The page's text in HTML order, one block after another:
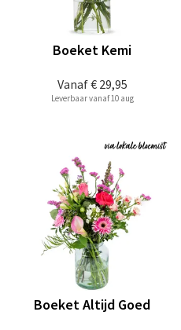
Vanaf€ 29,95
Boeket Kemi
Leverbaar vanaf 10 aug
Boeket Altijd Goed